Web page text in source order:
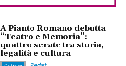
A Pianto Romano debutta
“Teatro e Memoria”:
quattro serate tra storia,
legalità e cultura